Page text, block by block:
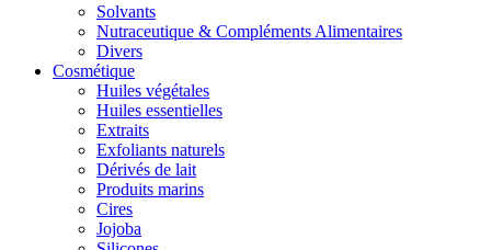
Solvants
Nutraceutique & Compléments Alimentaires
Divers
Cosmétique
Huiles végétales
Huiles essentielles
Extraits
Exfoliants naturels
Dérivés de lait
Produits marins
Cires
Jojoba